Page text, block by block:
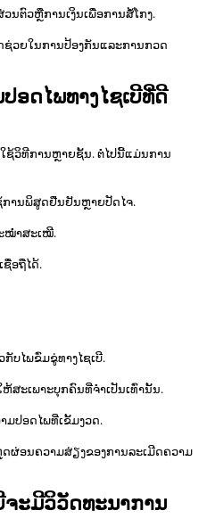
ນຕົວຫຼືການເງິນເພື່ອການສໍ້ໂກງ.
ວຍໃນການປ້ອງກັນແລະການກວດ
ອດໄພທາງໄຊເບີທີ່ດີ
ຊ້ວິທີການຫຼາຍຊັ້ນ. ຕໍ່ໄປນີ້ແມ່ນການ
ານພິສູດຢືນຢັນຫຼາຍປັດໄຈ.
ໝ່ຳສະເໝີ.
ອຖືໄດ້.
ບໄພຂົ່ມຂູ່ທາງໄຊເບີ.
ສະເພາະບຸກຄົນທີ່ຈຳເປັນເທົ່ານັ້ນ.
ມປອດໄພທີ່ເຂັ້ມງວດ.
ຜ່ອນຄວາມສ່ຽງຂອງການລະເມີດຄວາມ
ຈະມີວິວັດທະນາການ